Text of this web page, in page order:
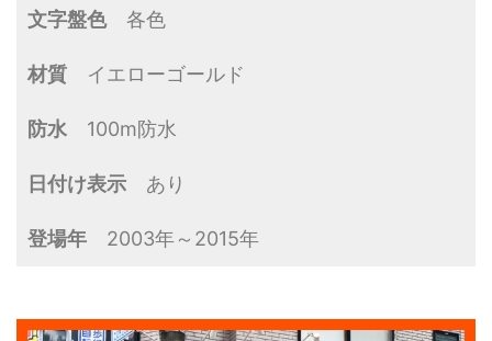
文字盤色各色
材質 イエローゴールド
防水 100m防水
日付け表示 あり
登場年 2003年～2015年